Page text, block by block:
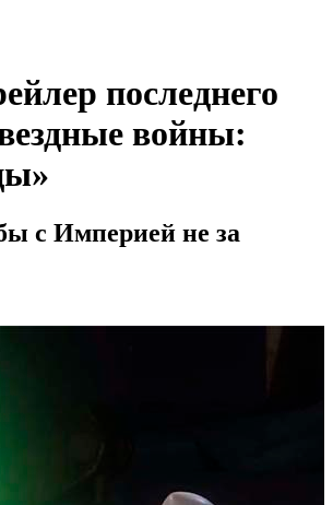
последнего
войны:
с Империей не за